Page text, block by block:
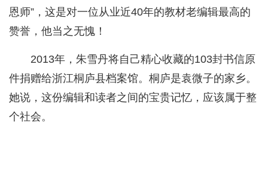
恩师”，这是对一位从业近40年的教材老编辑最高的
赞誉，他当之无愧！
2013年，朱雪丹将自己精心收藏的103封书信原
件捐赠给浙江桐庐县档案馆。桐庐是袁微子的家乡。
她说，这份编辑和读者之间的宝贵记忆，应该属于整
个社会。